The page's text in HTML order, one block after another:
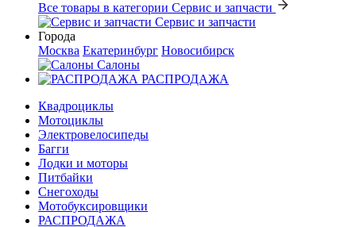
Все товары в категории Сервис и запчасти
Сервис и запчасти
Города
Москва Екатеринбург Новосибирск
Салоны
РАСПРОДАЖА
Квадроциклы
Мотоциклы
Электровелосипеды
Багги
Лодки и моторы
Питбайки
Снегоходы
Мотобуксировщики
РАСПРОДАЖА